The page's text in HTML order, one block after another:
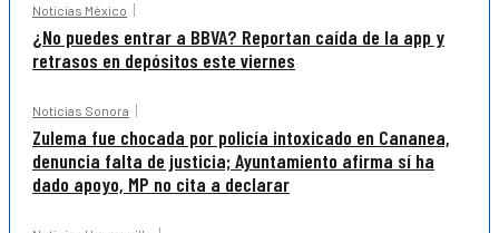
Noticias México
¿No puedes entrar a BBVA? Reportan caída de la app y
retrasos en depósitos este viernes
Noticias Sonora
Zulema fue chocada por policía intoxicado en Cananea,
denuncia falta de justicia; Ayuntamiento afirma sí ha
dado apoyo, MP no cita a declarar